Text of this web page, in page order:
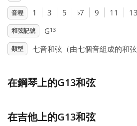
Español
Français
한국어
हिन्दी
音程 1 3 5 ♭7 9 11 13
和弦記號 G13
類型 七音和弦（由七個音組成的和弦
在鋼琴上的G13和弦
在吉他上的G13和弦